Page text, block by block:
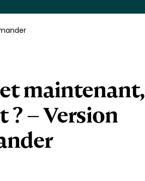
maintenant,
? – Version